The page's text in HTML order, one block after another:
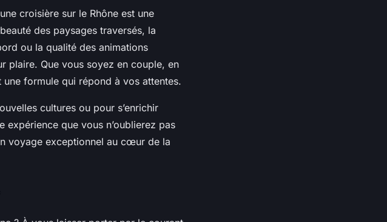
croisière sur le Rhône est une
des paysages traversés, la
ou la qualité des animations
plaire. Que vous soyez en couple, en
formule qui répond à vos attentes.
cultures ou pour s’enrichir
expérience que vous n’oublierez pas
voyage exceptionnel au cœur de la